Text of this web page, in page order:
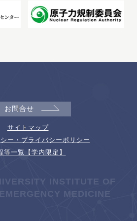
お問合せ
サイトマップ
ー・プライバシーポリシー
等一覧【学内限定】
INSTITUTE OF
MEDICINE